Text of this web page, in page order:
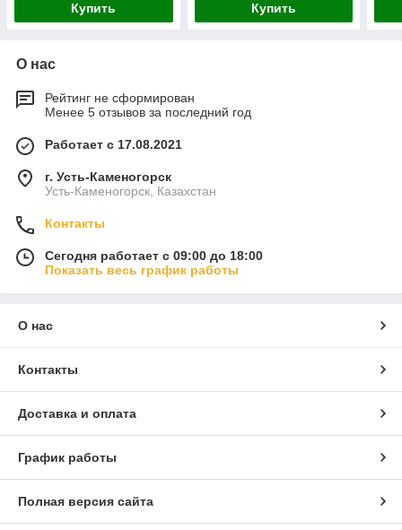
Купить Купить
О нас
Рейтинг не сформирован
Менее 5 отзывов за последний год
Работает с 17.08.2021
г. Усть-Каменогорск
Усть-Каменогорск, Казахстан
Контакты
Сегодня работает с 09:00 до 18:00
Показать весь график работы
О нас
Контакты
Доставка и оплата
График работы
Полная версия сайта